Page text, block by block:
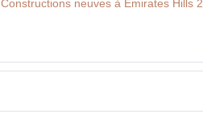
Constructions neuves à Emirates Hills 2